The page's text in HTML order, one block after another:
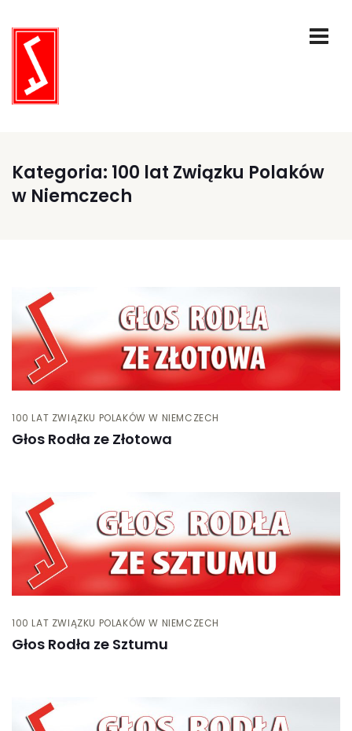
Kategoria: 100 lat Związku Polaków
w Niemczech
100 LAT ZWIĄZKU POLAKÓW W NIEMCZECH
Głos Rodła ze Złotowa
100 LAT ZWIĄZKU POLAKÓW W NIEMCZECH
Głos Rodła ze Sztumu